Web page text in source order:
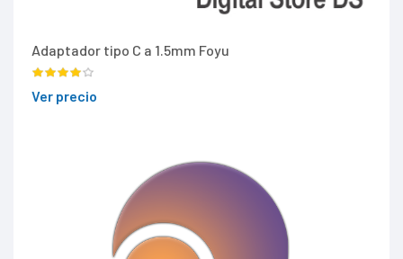
Adaptador tipo C a 1.5mm Foyu
Ver precio